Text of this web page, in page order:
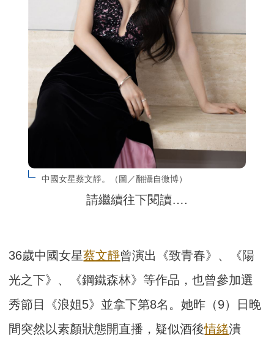
中國女星蔡文靜。（圖／翻攝自微博）
請繼續往下閱讀….
36歲中國女星蔡文靜曾演出《致青春》、《陽
光之下》、《鋼鐵森林》等作品，也曾參加選
秀節目《浪姐5》並拿下第8名。她昨（9）日晚
間突然以素顏狀態開直播，疑似酒後情緒潰